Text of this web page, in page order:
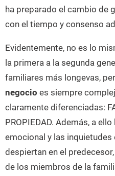
ha preparado el cambio de
con el tiempo y consenso
Evidentemente, no es lo
la primera a la segunda
familiares más longevas,
negocio es siempre
claramente diferenciadas:
PROPIEDAD. Además, a
emocional y las
despiertan en el
de los miembros de la